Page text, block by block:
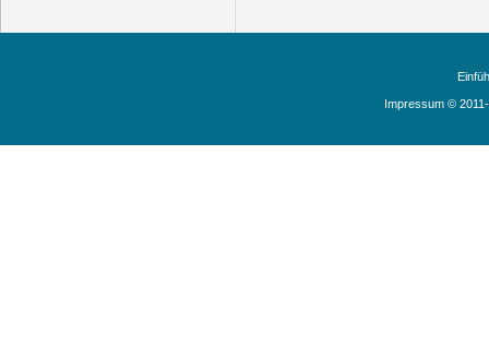
Impressum ©